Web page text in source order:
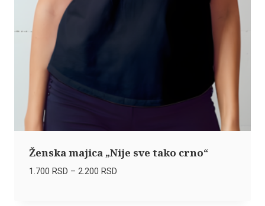
Ženska majica „Nije sve tako crno“
1.700 RSD – 2.200 RSDRaspon